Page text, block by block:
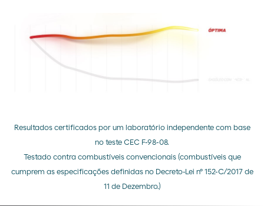
Resultados certificados por um laboratório independente com base
no teste CEC F-98-08.
Testado contra combustíveis convencionais (combustíveis que
cumprem as especificações definidas no Decreto-Lei nº 152-C/2017 de
11 de Dezembro.)